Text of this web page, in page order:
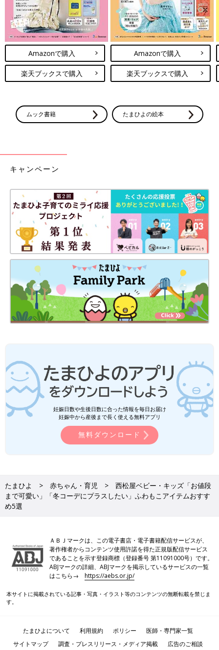
Amazonで購入
楽天ブックスで購入
Amazonで購入
楽天ブックスで購入
ムック書籍 たまひよの絵本
キャンペーン
妊娠日数や生後日数に合った情報を毎日お届け
妊娠中から産後まで長く使える無料アプリ
無料ダウンロード
たまひよ 赤ちゃん・育児
西松屋ベビー・キッズ「お値段
まで可愛い」「冬コーデにプラスしたい」ふわもこアイテムおすす
め5選
ＡＢＪマークは、この電子書店・電子書籍配信サービスが、
著作権者からコンテンツ使用許諾を得た正規版配信サービス
であることを示す登録商標（登録番号 第11091000号）です。
ABJマークの詳細、ABJマークを掲示しているサービスの一覧
はこちら→https://aebs.or.jp/
本サイトに掲載されている記事・写真・イラスト等のコンテンツの無断転載を禁じま
す。
たまひよについて 利用規約 ポリシー
医師・専門家一覧
サイトマップ
調査・プレスリリース・メディア掲載 広告のご相談